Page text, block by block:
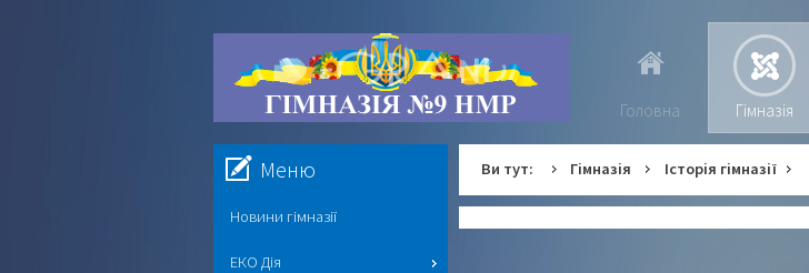
Головна Гімназія
Ви тут: Гімназія Історія гімназії
Меню
Новини гімназії
ЕКО Дія